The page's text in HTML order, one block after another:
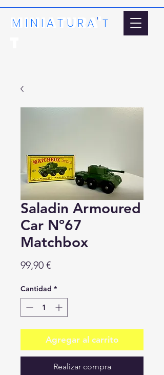
MINIATURA'
MINIAT URA T
'
Saladin Armoured
Car Nº67
Matchbox
99,90 €Precio
Cantidad *
Agregar al carrito
Realizar compra